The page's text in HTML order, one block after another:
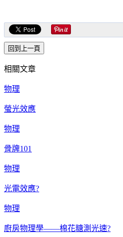
相關文章
物理
螢光效應
物理
骨牌101
物理
光電效應?
物理
廚房物理學——棉花糖測光速?